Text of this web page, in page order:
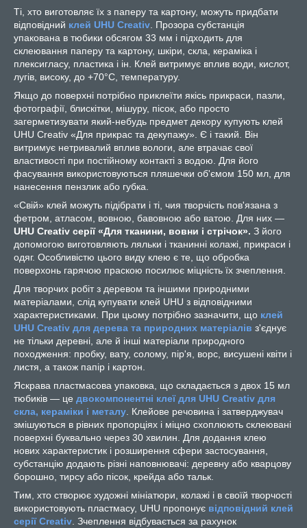
Ті, хто виготовляє їх з паперу та картону, можуть придбати
відповідний клей UHU Creativ . Прозора субстанція
упакована в тюбики обсягом 33 мм і підходить для
склеювання паперу та картону, шкіри, скла, кераміка і
плексигласу, пластика і ін. Клей витримує вплив води, кислот,
лугів, високу, до +70°С, температуру.
Якщо до поверхні потрібно приклеїти якісь прикраси, пазли,
фотографії, блискітки, мішуру, пісок, або просто
загерметизувати який-небудь предмет декору купують клей
UHU Creativ «Для прикрас та декупажу». Є і такий. Він
витримує нетривалий вплив вологи, але втрачає свої
властивості при постійному контакті з водою. Для його
фасування використовуються пляшечки об'ємом 150 мл, для
нанесення пензлик або губка.
«Свій» клей можуть підібрати і ті, чия творчість пов'язана з
фетром, атласом, вовною, бавовною або ватою. Для них —
UHU Creativ серії «Для тканини, вовни і стрічок». З його
допомогою виготовляють ляльки і тканинні колажі, прикраси і
одяг. Особливістю цього виду клею є те, що обробка
поверхонь гарячою праскою посилює міцність їх зчеплення.
Для творчих робіт з деревом та іншими природними
матеріалами, слід купувати клей UHU з відповідними
характеристиками. При цьому потрібно зазначити, що клей
UHU Creativ для дерева та природних матеріалів з'єднує
не тільки деревні, але й інші матеріали природного
походження: пробку, вату, солому, пір'я, ворс, висушені квіти і
листя, а також папір і картон.
Яскрава пластмасова упаковка, що складається з двох 15 мл
тюбиків — це двокомпонентні клеї для UHU Creativ для
скла, кераміки і металу . Клейове речовина і затверджувач
змішуються в рівних пропорціях і міцно схоплюють склеювані
поверхні буквально через 30 хвилин. Для додання клею
нових характеристик і розширення сфери застосування,
субстанцію додають різні наповнювачі: деревну або кварцову
борошно, тирсу або пісок, крейда або тальк.
Тим, хто створює художні мініатюри, колажі і в своїй творчості
використовують пластмасу, UHU пропонує відповідний клей
серії Creativ . Зчеплення відбувається за рахунок